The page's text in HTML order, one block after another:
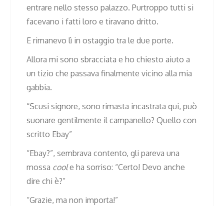
entrare nello stesso palazzo. Purtroppo tutti si
facevano i fatti loro e tiravano dritto.
E rimanevo lì in ostaggio tra le due porte.
Allora mi sono sbracciata e ho chiesto aiuto a
un tizio che passava finalmente vicino alla mia
gabbia.
“Scusi signore, sono rimasta incastrata qui, può
suonare gentilmente il campanello? Quello con
scritto Ebay”
“Ebay?”, sembrava contento, gli pareva una
mossa coole ha sorriso: “Certo! Devo anche
dire chi è?”
“Grazie, ma non importa!”